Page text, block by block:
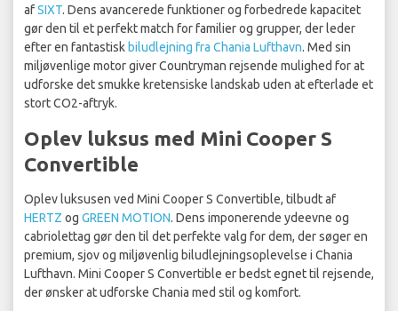
afSIXT. Dens avancerede funktioner og forbedrede kapacitet
gør den til et perfekt match for familier og grupper, der leder
efter en fantastisk biludlejning fra Chania Lufthavn. Med sin
miljøvenlige motor giver Countryman rejsende mulighed for at
udforske det smukke kretensiske landskab uden at efterlade et
stort CO2-aftryk.
Oplev luksus med Mini Cooper S
Convertible
Oplev luksusen ved Mini Cooper S Convertible, tilbudt af
HERTZ og GREEN MOTION. Dens imponerende ydeevne og
cabriolettag gør den til det perfekte valg for dem, der søger en
premium, sjov og miljøvenlig biludlejningsoplevelse i Chania
Lufthavn. Mini Cooper S Convertible er bedst egnet til rejsende,
der ønsker at udforske Chania med stil og komfort.